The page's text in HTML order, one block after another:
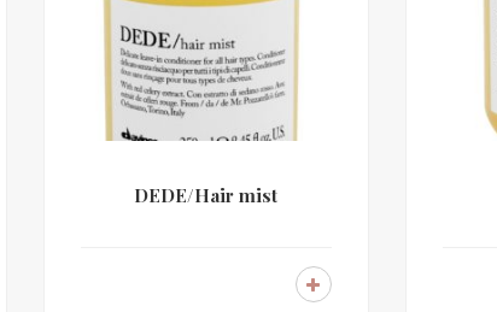
DEDE/Hair mist